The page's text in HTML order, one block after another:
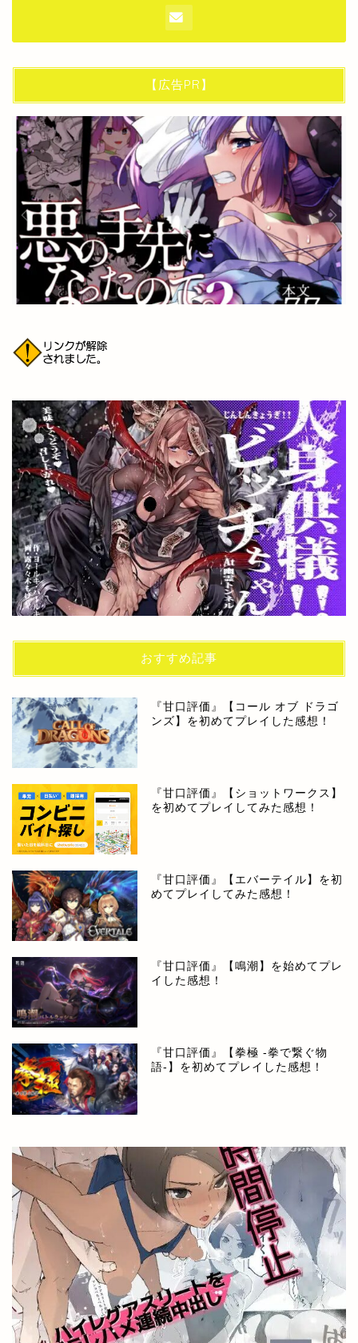
【広告PR】
おすすめ記事
『甘口評価』【コール オブ ドラゴ
ンズ】を初めてプレイした感想！
『甘口評価』【ショットワークス】
を初めてプレイしてみた感想！
『甘口評価』【エバーテイル】を初
めてプレイしてみた感想！
『甘口評価』【鳴潮】を始めてプレ
イした感想！
『甘口評価』【拳極 -拳で繋ぐ物
語-】を初めてプレイした感想！